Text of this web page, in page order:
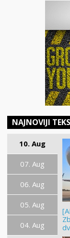
NAJNOVIJI
10. Aug
07. Aug
06. Aug
05. Aug
04. Aug